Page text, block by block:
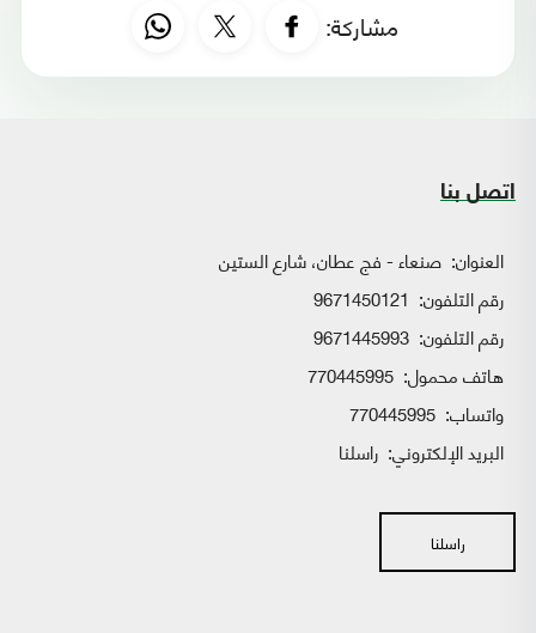
مشاركة:
اتصل بنا
العنوان: صنعاء - فج عطان، شارع الستين
رقم التلفون: 9671450121
رقم التلفون: 9671445993
هاتف محمول: 770445995
واتساب:
البريد الإلكتروني: راسلنا
راسلنا